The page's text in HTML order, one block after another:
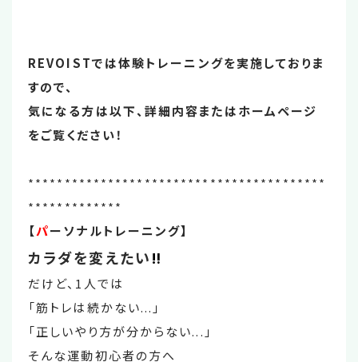
REVOISTでは体験トレーニングを実施しておりま
すので、
気になる方は以下、詳細内容またはホームページ
をご覧ください！
*****************************************
*************
【パーソナルトレーニング】
カラダを変えたい‼
だけど、1人では
「筋トレは続かない...」
「正しいやり方が分からない...」
そんな運動初心者の方へ